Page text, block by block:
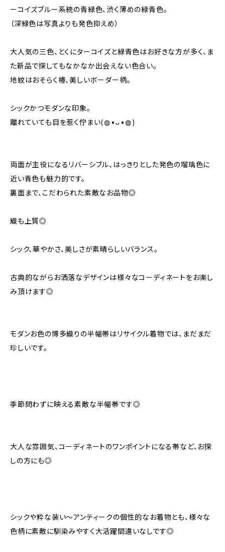
ーコイズブルー系統の青緑色、渋く薄めの緑青色。
（深緑色は写真よりも発色抑えめ）
大人気の三色、とくにターコイズと緑青色はお好きな方が多く、ま
た新品で探してもなかなか出会えない色合い。
地紋はおそらく椿、美しいボーダー柄。
シックかつモダンな印象。
離れていても目を惹く佇まい(⁠◍⁠•⁠ᴗ⁠•⁠◍⁠)
両面が主役になるリバーシブル、はっきりとした発色の瑠璃色に
近い青色も魅力的です。
裏面まで、こだわられた素敵なお品物◎
織も上質◎
シック、華やかさ、美しさが素晴らしいバランス。
古典的ながらお洒落なデザインは様々なコーディネートをお楽し
み頂けます◎
モダンお色の博多織りの半幅帯はリサイクル着物では、まだまだ
珍しいです。
季節問わずに映える素敵な半幅帯です◎
大人な雰囲気、コーディネートのワンポイントになる帯など、お探
しの方にも◎
シックや粋な装い〜アンティークの個性的なお着物とも、様々な
色柄に素敵に馴染みやすく大活躍間違いなしです◎